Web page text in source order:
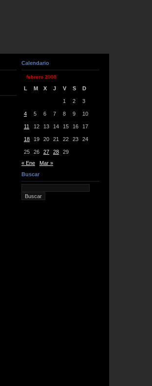
Calendario
febrero 2008
L M X J V S D
1 2 3
4 5 6 7 8 9 10
11 12 13 14 15 16 17
18 19 20 21 22 23 24
25 26 27 28
29
« Ene
Mar »
Buscar